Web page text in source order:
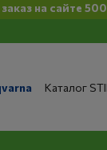
грн
Каталог